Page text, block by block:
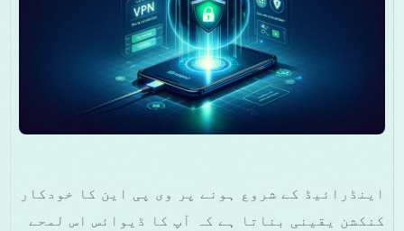
اینڈرائیڈ کے شروع ہونے پر وی پی این کا خودکار
کنکشن یقینی بناتا ہے کہ آپ کا ڈیوائس اس لمحے